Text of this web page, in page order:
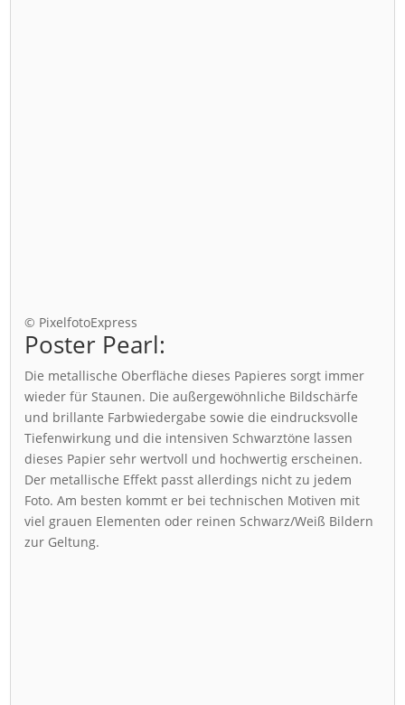
© PixelfotoExpress
Poster Pearl:
Die metallische Oberfläche dieses Papieres sorgt immer
wieder für Staunen. Die außergewöhnliche Bildschärfe
und brillante Farbwiedergabe sowie die eindrucksvolle
Tiefenwirkung und die intensiven Schwarztöne lassen
dieses Papier sehr wertvoll und hochwertig erscheinen.
Der metallische Effekt passt allerdings nicht zu jedem
Foto. Am besten kommt er bei technischen Motiven mit
viel grauen Elementen oder reinen Schwarz/Weiß Bildern
zur Geltung.